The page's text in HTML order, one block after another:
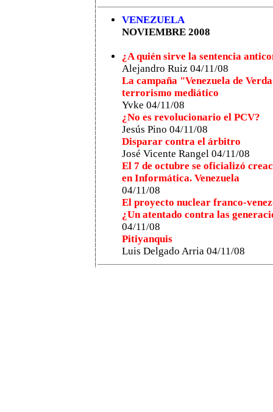
VENEZUELA
NOVIEMBRE 2008
¿A quién sirve la sentencia
Alejandro Ruiz 04/11/08
La campaña "Venezuela de
terrorismo mediático
Yvke 04/11/08
¿No es revolucionario el PCV?
Jesús Pino 04/11/08
Disparar contra el árbitro
José Vicente Rangel 04/11/08
El 7 de octubre se oficializó
en Informática. Venezuela
04/11/08
El proyecto nuclear franco-
¿Un atentado contra las
04/11/08
Pitiyanquis
Luis Delgado Arria 04/11/08